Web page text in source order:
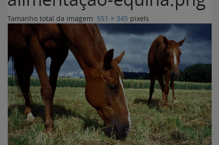
Tamanho total da imagem: 551 × 345 pixels